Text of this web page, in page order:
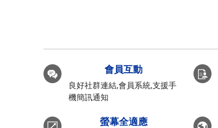
會員互動
良好社群連結,會員系統,支援手
機簡訊通知
螢幕全適應